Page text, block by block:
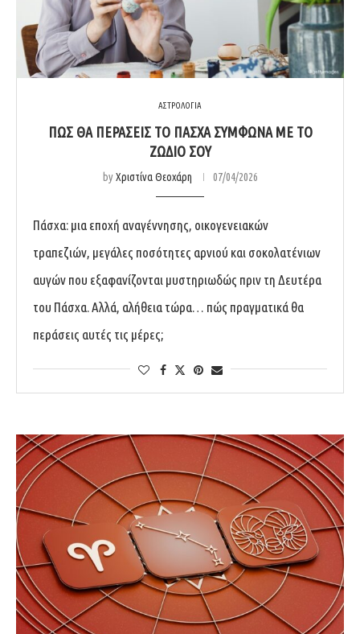
ΑΣΤΡΟΛΟΓΙΑ
ΠΏΣ ΘΑ ΠΕΡΆΣΕΙΣ ΤΟ ΠΆΣΧΑ ΣΎΜΦΩΝΑ ΜΕ ΤΟ
ΖΏΔΙΌ ΣΟΥ
byΧριστίνα Θεοχάρη 07/04/2026
Πάσχα: μια εποχή αναγέννησης, οικογενειακών
τραπεζιών, μεγάλες ποσότητες αρνιού και σοκολατένιων
αυγών που εξαφανίζονται μυστηριωδώς πριν τη Δευτέρα
του Πάσχα. Αλλά, αλήθεια τώρα… πώς πραγματικά θα
περάσεις αυτές τις μέρες;